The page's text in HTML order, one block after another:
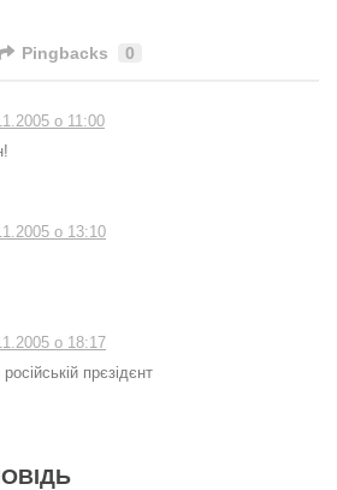
Pingbacks 0
о 11:00
о 13:10
о 18:17
прєзідєнт